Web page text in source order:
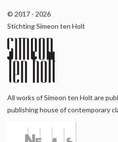
© 2017 - 2026
Stichting Simeon ten Holt
All works of Simeon ten Holt are
publishing house of contemporary